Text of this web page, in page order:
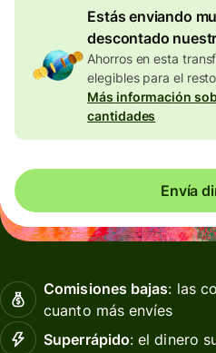
Estás enviando
descontado
Ahorros en esta
elegibles para el
Más información
cantidades
Envía
Comisiones bajas: las
cuanto más envíes
Superrápido: el dinero